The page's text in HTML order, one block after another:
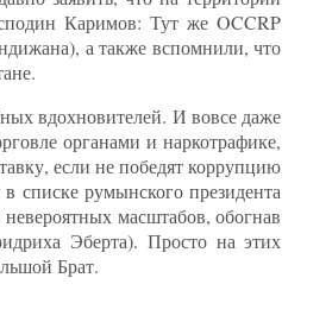
Каримов: Тут же OCCRP
а также вспомнили, что
вдохновителей. И вовсе даже
органами и наркотрафике,
если не победят коррупцию
списке румынского президента
масштабов, обогнав
Эберта). Просто на этих
Брат.